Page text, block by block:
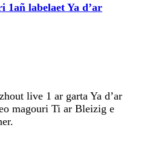
1añ labelaet Ya d’ar
live 1 ar garta Ya d’ar
magouri Ti ar Bleizig e